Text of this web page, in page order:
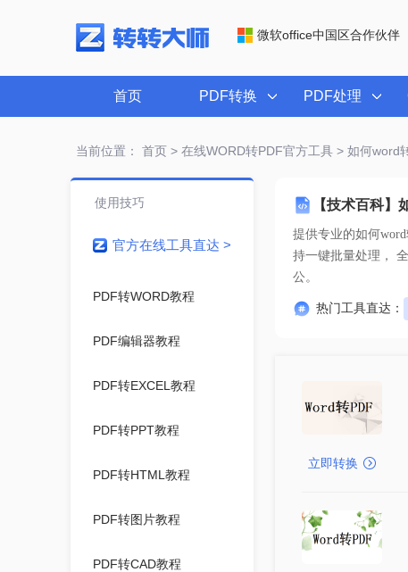
微软office中国区合作伙伴
首页 PDF转换 PDF处理
当前位置： 首页> 在线WORD转PDF官方工具> 如何word
【技术百科
提供专业的如何
持
公。
热门工具直达：
使用技巧
官方在线工具直达 >
PDF转WORD教程
PDF编辑器教程
PDF转EXCEL教程
PDF转PPT教程
PDF转HTML教程
PDF转图片教程
PDF转CAD教程
立即转换